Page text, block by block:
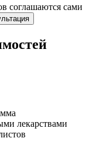
соглашаются сами
лекарствами